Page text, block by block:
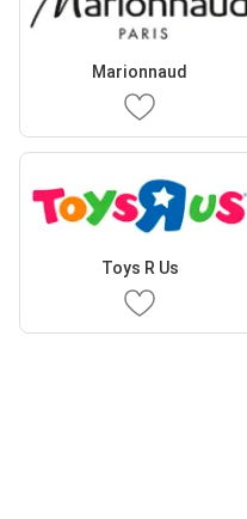
Marionnaud
Toys R Us